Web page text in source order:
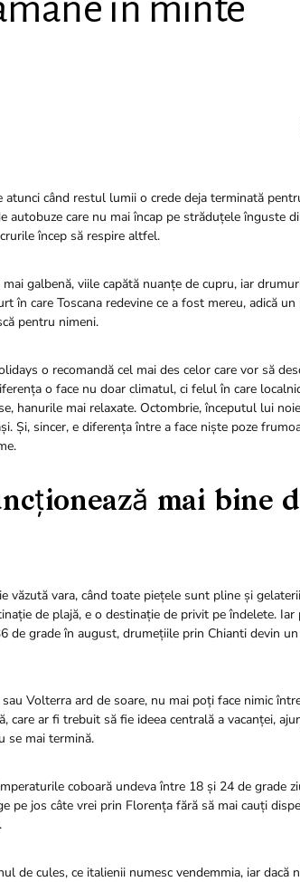
în minte
atunci când restul lumii o crede deja terminată
autobuze care nu mai încap pe străduțele înguste
încep să respire altfel.
galbenă, viile capătă nuanțe de cupru, iar
în care Toscana redevine ce a fost mereu, adică un
pentru nimeni.
o recomandă cel mai des celor care vor să
o face nu doar climatul, ci felul în care
hanurile mai relaxate. Octombrie, începutul lui
Și, sincer, e diferența între a face niște poze
mai bine
văzută vara, când toate piețele sunt pline și
de plajă, e o destinație de privit pe îndelete. Iar
de grade în august, drumețiile prin Chianti devin
Volterra ard de soare, nu mai poți face nimic
care ar fi trebuit să fie ideea centrală a vacanței,
se mai termină.
coboară undeva între 18 și 24 de grade
pe jos câte vrei prin Florența fără să mai cauți
de cules, ce italienii numesc vendemmia, iar dacă